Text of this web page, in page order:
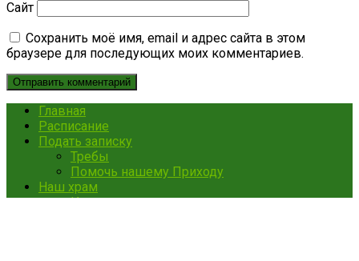
Сайт
Сохранить моё имя, email и адрес сайта в этом
браузере для последующих моих комментариев.
Главная
Расписание
Подать записку
Требы
Помочь нашему Приходу
Наш храм
История строительства